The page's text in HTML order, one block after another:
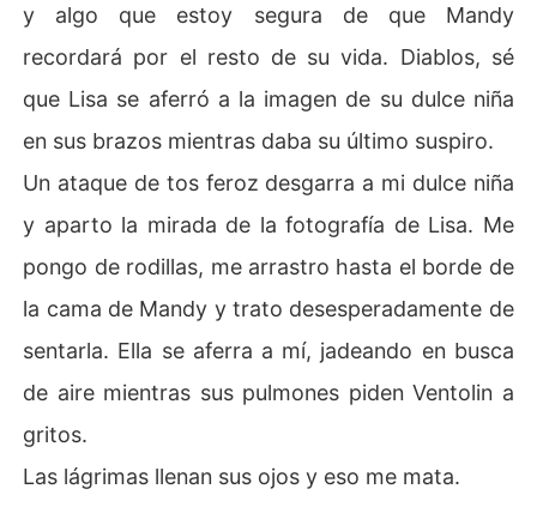
y algo que estoy segura de que Mandy
recordará por el resto de su vida. Diablos, sé
que Lisa se aferró a la imagen de su dulce niña
en sus brazos mientras daba su último suspiro.
Un ataque de tos feroz desgarra a mi dulce niña
y aparto la mirada de la fotografía de Lisa. Me
pongo de rodillas, me arrastro hasta el borde de
la cama de Mandy y trato desesperadamente de
sentarla. Ella se aferra a mí, jadeando en busca
de aire mientras sus pulmones piden Ventolin a
gritos.
Las lágrimas llenan sus ojos y eso me mata.